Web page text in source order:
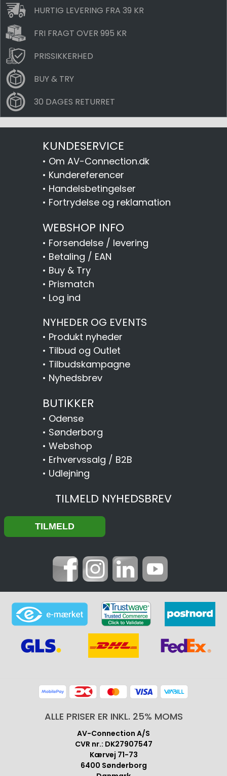
HURTIG LEVERING FRA 39 KR
FRI FRAGT OVER 995 KR
PRISSIKKERHED
BUY & TRY
30 DAGES RETURRET
KUNDESERVICE
• Om AV-Connection.dk
• Kundereferencer
• Handelsbetingelser
• Fortrydelse og reklamation
WEBSHOP INFO
• Forsendelse / levering
• Betaling / EAN
• Buy & Try
• Prismatch
• Log ind
NYHEDER OG EVENTS
• Produkt nyheder
• Tilbud og Outlet
• Tilbudskampagne
• Nyhedsbrev
BUTIKKER
• Odense
• Sønderborg
• Webshop
• Erhvervssalg / B2B
• Udlejning
TILMELD NYHEDSBREV
ALLE PRISER ER INKL. 25% MOMS
AV-Connection A/S
CVR nr.: DK27907547
Kærvej 71-73
6400 Sønderborg